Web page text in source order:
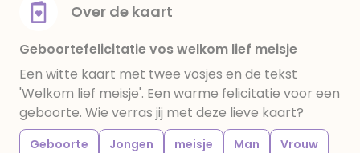
Over de kaart
Geboortefelicitatie vos welkom lief meisje
Een witte kaart met twee vosjes en de tekst
'Welkom lief meisje'. Een warme felicitatie voor een
geboorte. Wie verras jij met deze lieve kaart?
Geboorte Jongen meisje Man Vrouw